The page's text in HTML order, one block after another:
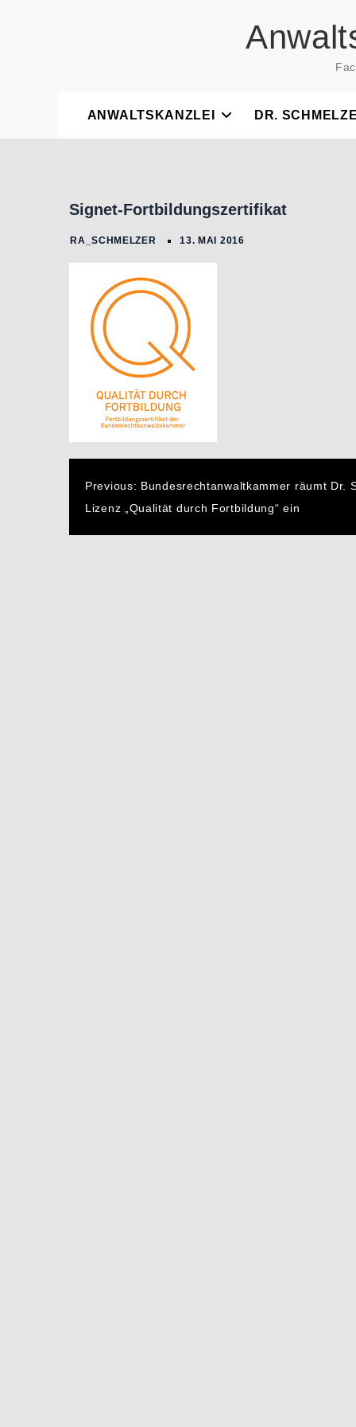
ANWALTSKANZLEI DR.
Signet-Fortbildungszertifikat
Previous: Bundesrechtanwaltkammer räumt Dr.
Lizenz „Qualität durch Fortbildung“ ein